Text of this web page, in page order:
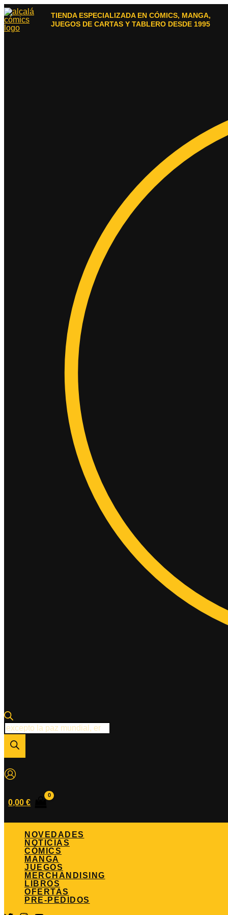
Ir
al
contenido
TIENDA ESPECIALIZADA EN CÓMICS, MANGA,
JUEGOS DE CARTAS Y TABLERO DESDE 1995
Búsqueda
de
productos
0,00€
NOVEDADES
NOTICIAS
CÓMICS
MANGA
JUEGOS
MERCHANDISING
LIBROS
OFERTAS
PRE-PEDIDOS